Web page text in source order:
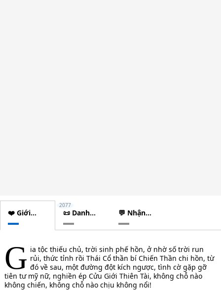
❤️ Giới
thiệu
📜 Danh
sách
chương
2077
💬 Nhận
xét
G ia tộc thiếu chủ, trời sinh phế hồn, ở nhờ số trời run
rủi, thức tỉnh rồi Thái Cổ thần bí Chiến Thần chi hồn, từ
đó về sau, một đường đột kích ngược, tình cờ gặp gỡ
tiên tư mỹ nữ, nghiền ép Cửu Giới Thiên Tài, không chỗ nào
không chiến, không chỗ nào chịu không nổi!